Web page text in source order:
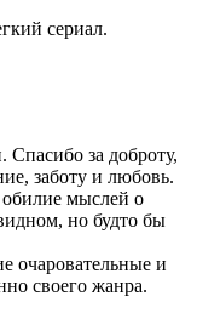
сериал.
Спасибо за доброту,
заботу и любовь.
обилие мыслей о
но будто бы
очаровательные и
своего жанра.